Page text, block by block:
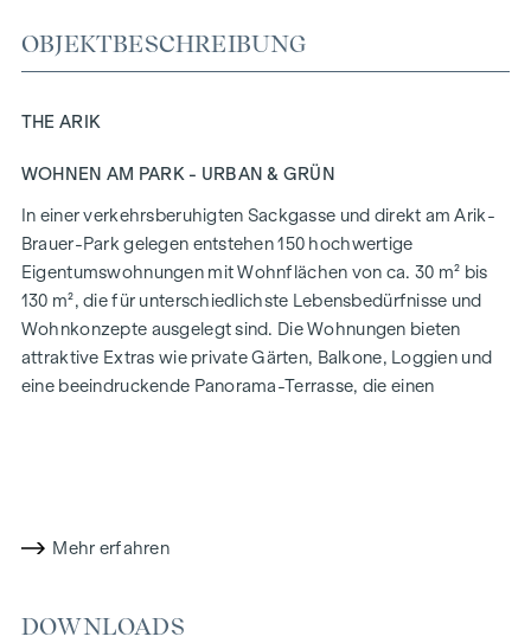
OBJEKTBESCHREIBUNG
THE ARIK
WOHNEN AM PARK - URBAN & GRÜN
In einer verkehrsberuhigten Sackgasse und direkt am Arik-
Brauer-Park gelegen entstehen 150 hochwertige
Eigentumswohnungen mit Wohnflächen von ca. 30 m² bis
130 m², die für unterschiedlichste Lebensbedürfnisse und
Wohnkonzepte ausgelegt sind. Die Wohnungen bieten
attraktive Extras wie private Gärten, Balkone, Loggien und
eine beeindruckende Panorama-Terrasse, die einen
garantieren eine nachhaltige und effiziente
Mehr erfahren
DOWNLOADS